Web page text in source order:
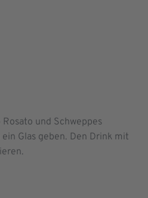
und Schweppes
Glas geben. Den Drink mit